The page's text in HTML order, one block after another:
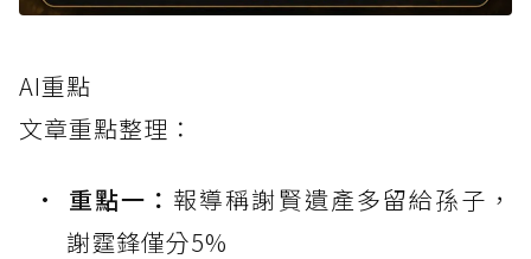
AI重點
文章重點整理：
重點一： 報導稱謝賢遺產多留給孫子，
謝霆鋒僅分5%